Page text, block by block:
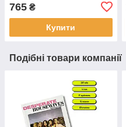
765 ₴
Купити
Подібні товари компанії